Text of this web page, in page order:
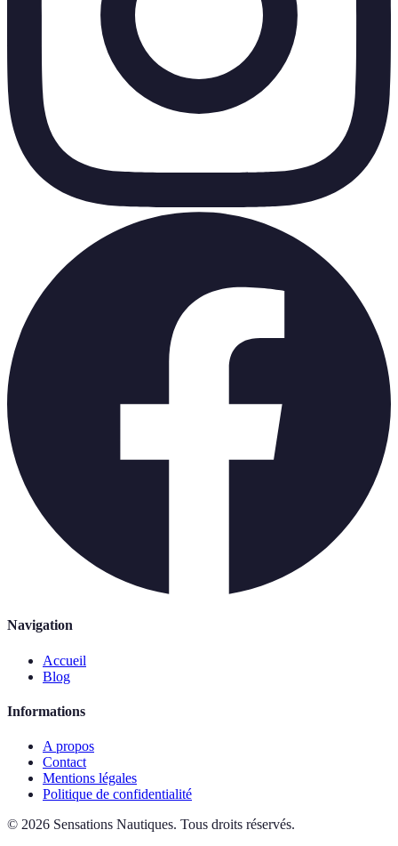
Navigation
Accueil
Blog
Informations
A propos
Contact
Mentions légales
Politique de confidentialité
© 2026 Sensations Nautiques. Tous droits réservés.